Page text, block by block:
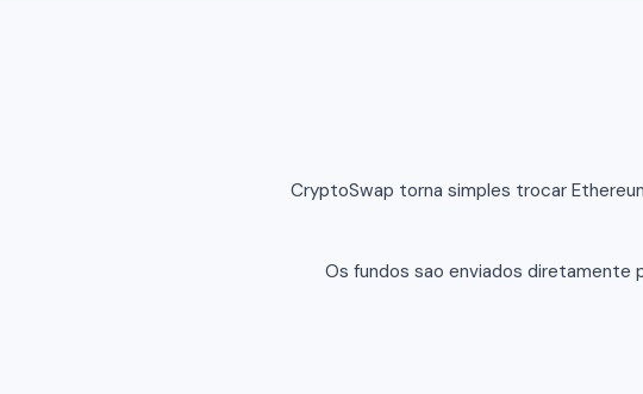
CryptoSwap torna simples trocar
Os fundos sao enviados diretamente